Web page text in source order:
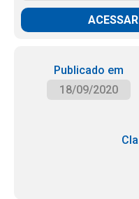
Publicado em
18/09/2020